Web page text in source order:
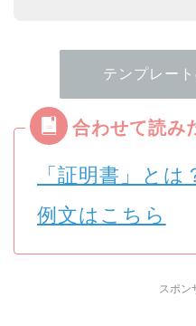
テンプレー
「証明書」とは
例文はこちら
スポン